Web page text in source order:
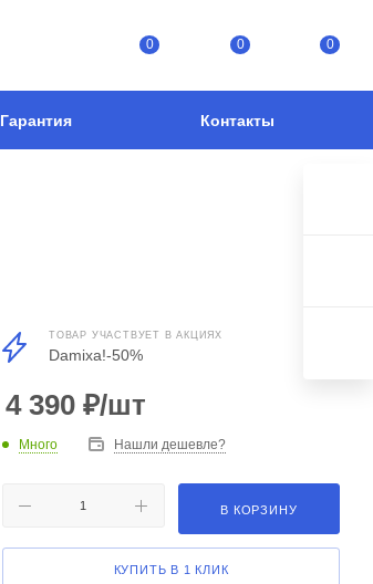
0 0 0
Гарантия Контакты
ТОВАР УЧАСТВУЕТ В АКЦИЯХ
Damixa!-50%
4 390 ₽/шт
Много Нашли дешевле?
В КОРЗИНУ
КУПИТЬ В 1 КЛИК